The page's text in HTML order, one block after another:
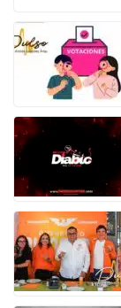
k
e
b
o
o
k
er